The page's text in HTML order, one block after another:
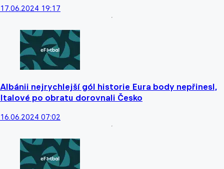
17.06.2024 19:17
Albánii nejrychlejší gól historie Eura body nepřinesl,
Italové po obratu dorovnali Česko
16.06.2024 07:02